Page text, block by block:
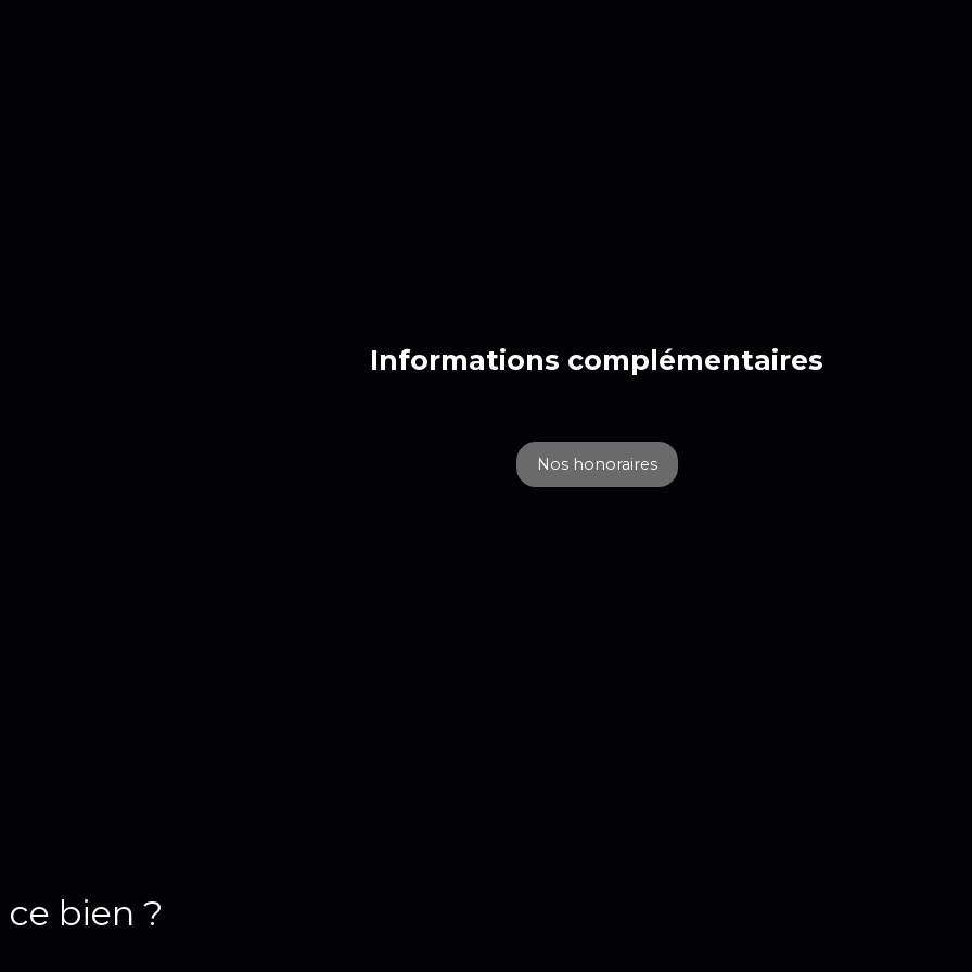
Informations complémentaires
Nos honoraires
bien ?